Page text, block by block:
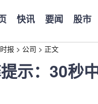
快讯 要闻 股市
报 > 公司 > 正文
示：30秒